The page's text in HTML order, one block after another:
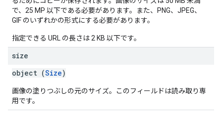
で、25 MP 以下である必要があります。また、PNG、JPEG、
GIF のいずれかの形式にする必要があります。
指定できる URL の長さは 2 KB 以下です。
size
object (Size)
画像の塗りつぶしの元のサイズ。このフィールドは読み取り専
用です。